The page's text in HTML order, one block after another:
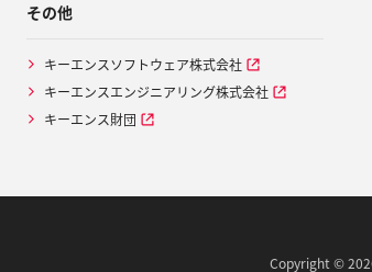
その他
キーエンスソフトウェア株式会社
キーエンスエンジニアリング株式会社
キーエンス財団
Copyright ©